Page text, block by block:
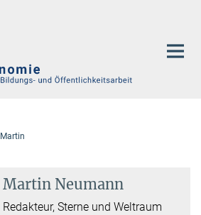
Martin Neumann
Redakteur, Sterne und Weltraum